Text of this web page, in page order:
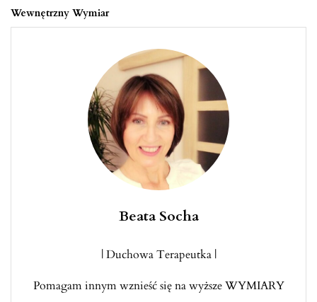
Wewnętrzny Wymiar
Beata Socha
| Duchowa Terapeutka |
Pomagam innym wznieść się na wyższe WYMIARY